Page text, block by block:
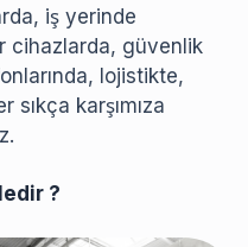
iş yerinde
cihazlarda, güvenlik
lojistikte,
karşımıza
?